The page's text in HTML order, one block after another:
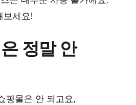
보세요!
정말 안
핑몰은 안 되고요,